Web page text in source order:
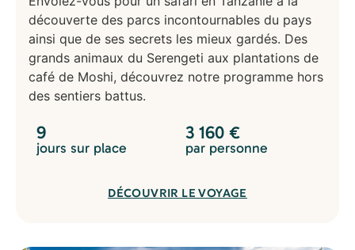
découverte des parcs incontournables du pays
ainsi que de ses secrets les mieux gardés. Des
grands animaux du Serengeti aux plantations de
café de Moshi, découvrez notre programme hors
des sentiers battus.
9
jours sur place
3 160 €
par personne
DÉCOUVRIR LE VOYAGE